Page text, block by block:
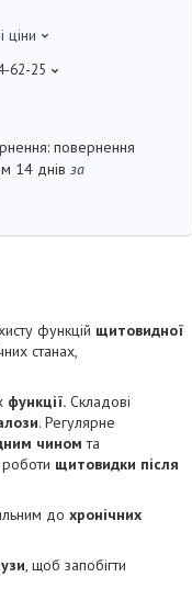
ціни
62-25
повернення
14 днів за
функцій щитовидної
станах,
функції. Складові
. Регулярне
чином та
роботи щитовидки після
до хронічних
, щоб запобігти